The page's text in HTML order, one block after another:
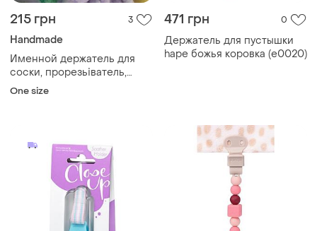
215 грн 3
Handmade
Именной держатель для
соски, прорезьіватель,
грьізунок
One size
471 грн 0
Держатель для пустышки
hape божья коровка (e0020)